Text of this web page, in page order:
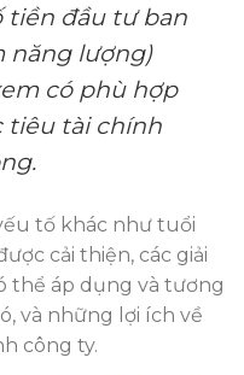
tiền đầu tư ban
năng lượng)
có phù hợp
tiêu tài chính
tố khác như tuổi
cải thiện, các giải
thể áp dụng và tương
và những lợi ích về
công ty.